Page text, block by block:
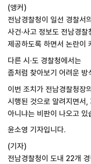
(앵커)
전남경찰청이 일선 경찰서
사건·사고 정보도 전남경
제공하도록 하면서 논란이
다른 시·도 경찰청에서는
좀처럼 찾아보기 어려운 방
이번 조치가 전남경찰청장
시행된 것으로 알려지면서,
아니냐는 비판이 나오고 있
윤소영 기자입니다.
(기자)
전남경찰청이 도내 22개 경